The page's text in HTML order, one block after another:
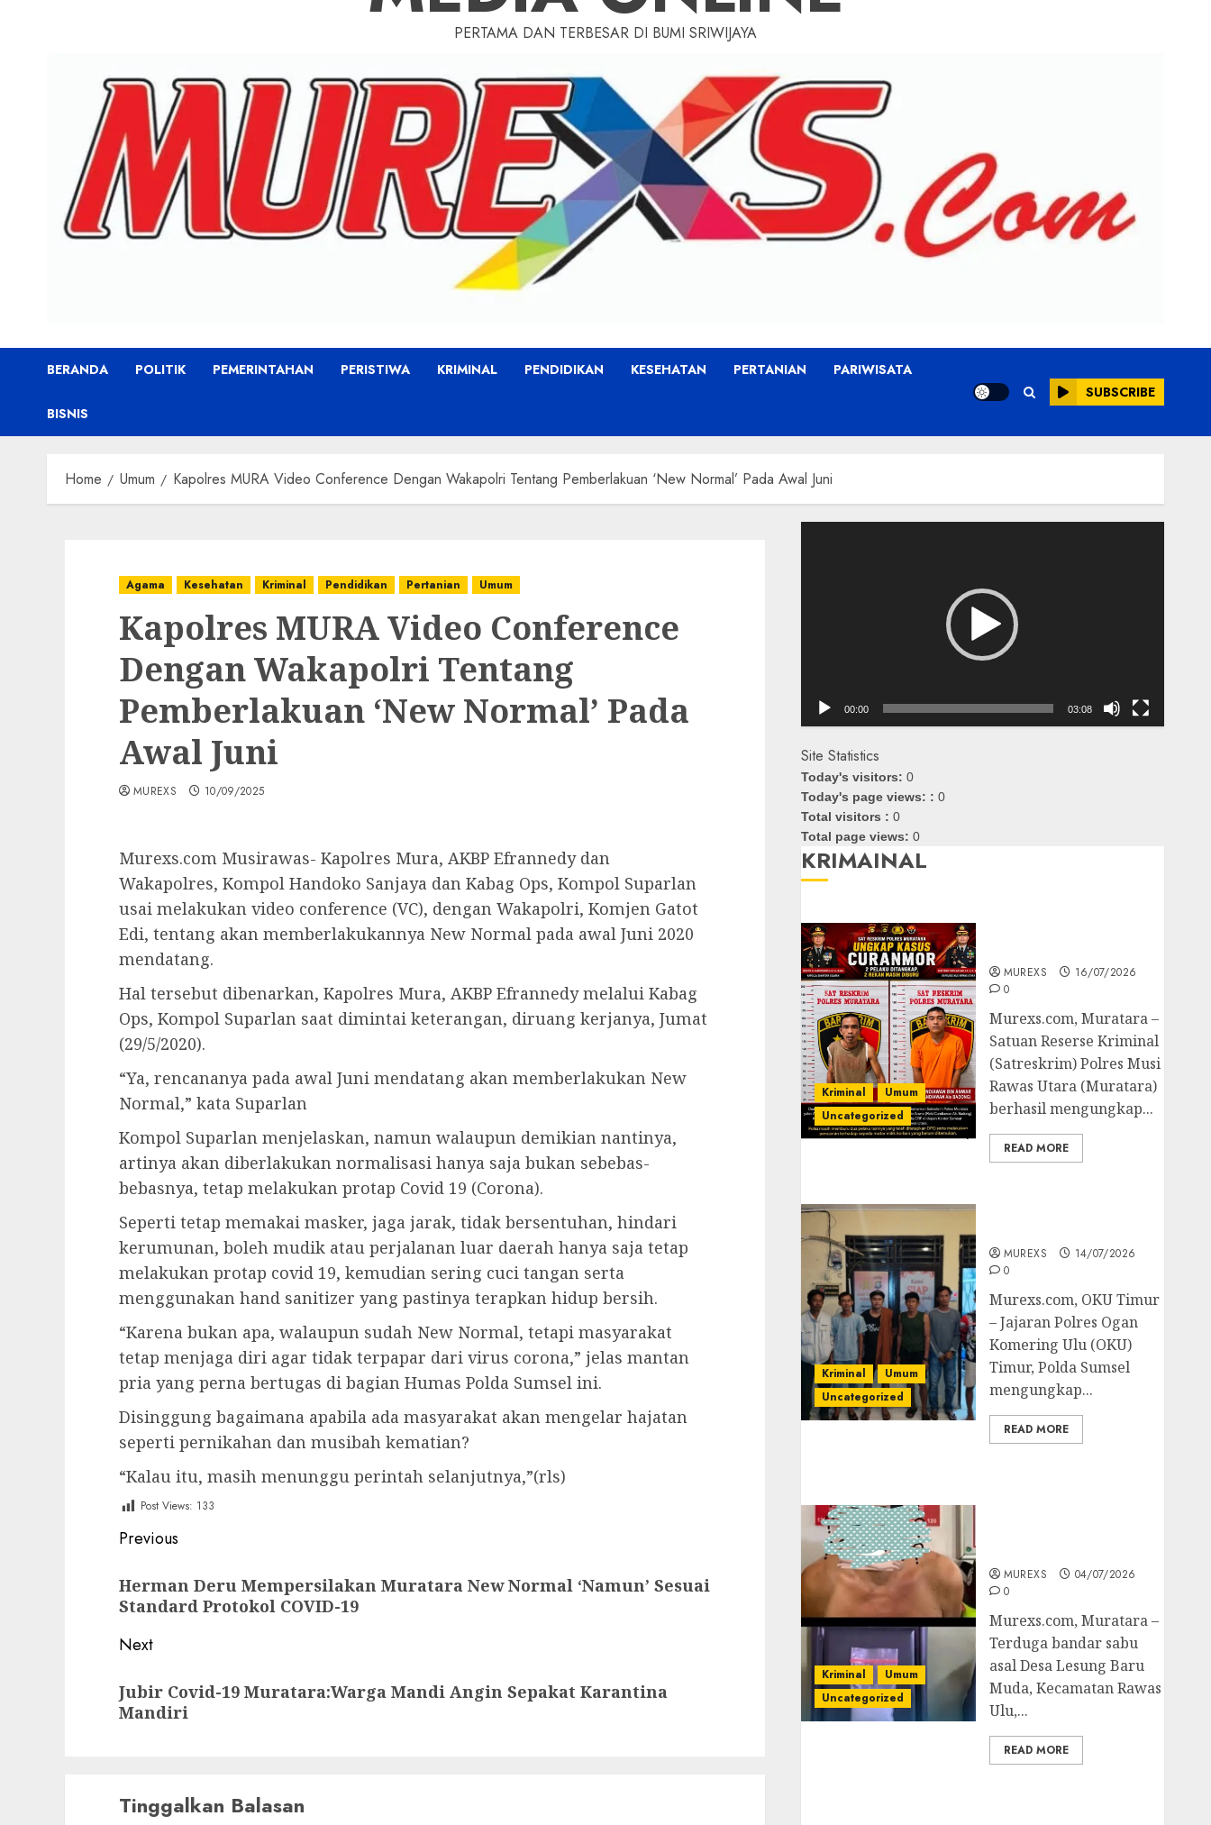
PERTAMA DAN TERBESAR DI BUMI SRIWIJAYA
BERANDA POLITIK PEMERINTAHAN PERISTIWA KRIMINAL PENDIDIKAN KESEHATAN PERTANIAN PARIWISATA
BISNIS
SUBSCRIBE
Home Umum Kapolres MURA Video Conference Dengan Wakapolri Tentang Pemberlakuan ‘New Normal’ Pada Awal Juni
Agama Kesehatan Kriminal Pendidikan Pertanian Umum
Kapolres MURA Video Conference
Dengan Wakapolri Tentang
Pemberlakuan ‘New Normal’ Pada
Awal Juni
MUREXS 10/09/2025
Murexs.com Musirawas- Kapolres Mura, AKBP Efrannedy dan
Wakapolres, Kompol Handoko Sanjaya dan Kabag Ops, Kompol Suparlan
usai melakukan video conference (VC), dengan Wakapolri, Komjen Gatot
Edi, tentang akan memberlakukannya New Normal pada awal Juni 2020
mendatang.
Hal tersebut dibenarkan, Kapolres Mura, AKBP Efrannedy melalui Kabag
Ops, Kompol Suparlan saat dimintai keterangan, diruang kerjanya, Jumat
(29/5/2020).
“Ya, rencananya pada awal Juni mendatang akan memberlakukan New
Normal,” kata Suparlan
Kompol Suparlan menjelaskan, namun walaupun demikian nantinya,
artinya akan diberlakukan normalisasi hanya saja bukan sebebas-
bebasnya, tetap melakukan protap Covid 19 (Corona).
Seperti tetap memakai masker, jaga jarak, tidak bersentuhan, hindari
kerumunan, boleh mudik atau perjalanan luar daerah hanya saja tetap
melakukan protap covid 19, kemudian sering cuci tangan serta
menggunakan hand sanitizer yang pastinya terapkan hidup bersih.
“Karena bukan apa, walaupun sudah New Normal, tetapi masyarakat
tetap menjaga diri agar tidak terpapar dari virus corona,” jelas mantan
pria yang perna bertugas di bagian Humas Polda Sumsel ini.
Disinggung bagaimana apabila ada masyarakat akan mengelar hajatan
seperti pernikahan dan musibah kematian?
“Kalau itu, masih menunggu perintah selanjutnya,”(rls)
Post Views: 133
Post
navigation
Previous
post:
Herman Deru Mempersilakan Muratara New Normal ‘Namun’ Sesuai
Standard Protokol COVID-19
Next
post:
Jubir Covid-19 Muratara:Warga Mandi Angin Sepakat Karantina
Mandiri
Tinggalkan Balasan
00:00 03:08
Site Statistics
Today's visitors: 0
Today's page views: : 0
Total visitors : 0
Total page views: 0
KRIMAINAL
Kriminal
Umum
Uncategorized
MUREXS
16/07/2026
0
Murexs.com, Muratara –
Satuan Reserse Kriminal
(Satreskrim) Polres Musi
Rawas Utara (Muratara)
berhasil mengungkap...
READ MORE
Kriminal
Umum
Uncategorized
MUREXS
14/07/2026
0
Murexs.com, OKU Timur
– Jajaran Polres Ogan
Komering Ulu (OKU)
Timur, Polda Sumsel
mengungkap...
READ MORE
Kriminal
Umum
Uncategorized
MUREXS
04/07/2026
0
Murexs.com, Muratara –
Terduga bandar sabu
asal Desa Lesung Baru
Muda, Kecamatan Rawas
Ulu,...
READ MORE